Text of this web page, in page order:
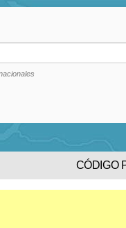
CÓDIGO